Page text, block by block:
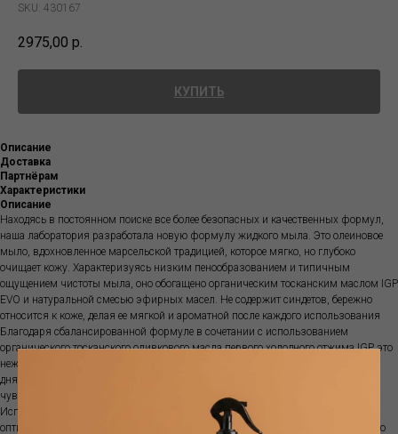
SKU: 430167
2975,00 р.
КУПИТЬ
Описание
Доставка
Партнёрам
Характеристики
Описание
Находясь в постоянном поиске все более безопасных и качественных формул,
наша лаборатория разработала новую формулу жидкого мыла. Это олеиновое
мыло, вдохновленное марсельской традицией, которое мягко, но глубоко
очищает кожу. Характеризуясь низким пенообразованием и типичным
ощущением чистоты мыла, оно обогащено органическим тосканским маслом IGP
EVO и натуральной смесью эфирных масел. Не содержит синдетов, бережно
относится к коже, делая ее мягкой и ароматной после каждого использования
Благодаря сбалансированной формуле в сочетании с использованием
органического тосканского оливкового масла первого холодного отжима IGP это
нежное жидкое мыло можно безопасно использовать несколько раз в течение
дня, гарантируя максимальную надежность и безопасность даже на
чувствительной и раздраженной коже.
Используется как обычное мыло для лица, рук и тела, обеспечивает
оптимальную гигиену и отличное защитное действие, не нарушая нормального